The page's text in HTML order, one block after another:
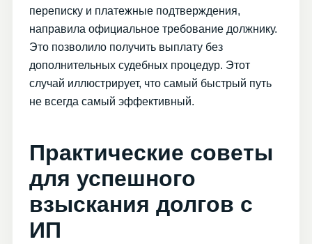
переписку и платежные подтверждения,
направила официальное требование должнику.
Это позволило получить выплату без
дополнительных судебных процедур. Этот
случай иллюстрирует, что самый быстрый путь
не всегда самый эффективный.
Практические советы
для успешного
взыскания долгов с
ИП